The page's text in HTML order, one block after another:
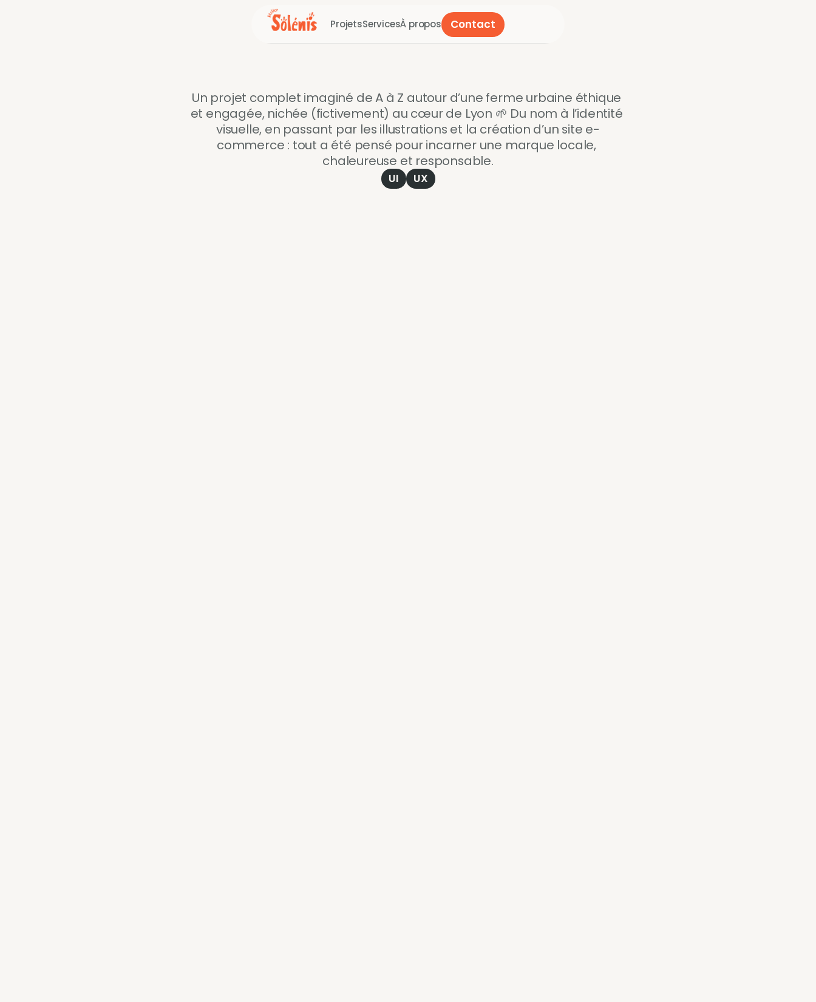
ProjetsServicesÀ propos Contact
Un projet complet imaginé de A à Z autour d’une ferme urbaine éthique
et engagée, nichée (fictivement) au cœur de Lyon 🌱 Du nom à l’identité
visuelle, en passant par les illustrations et la création d’un site e-
commerce : tout a été pensé pour incarner une marque locale,
chaleureuse et responsable.
UI UX